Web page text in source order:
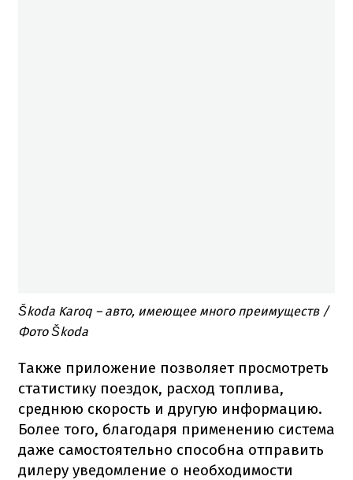
Škoda Karoq – авто, имеющее много преимуществ /
Фото Škoda
Также приложение позволяет просмотреть
статистику поездок, расход топлива,
среднюю скорость и другую информацию.
Более того, благодаря применению система
даже самостоятельно способна отправить
дилеру уведомление о необходимости